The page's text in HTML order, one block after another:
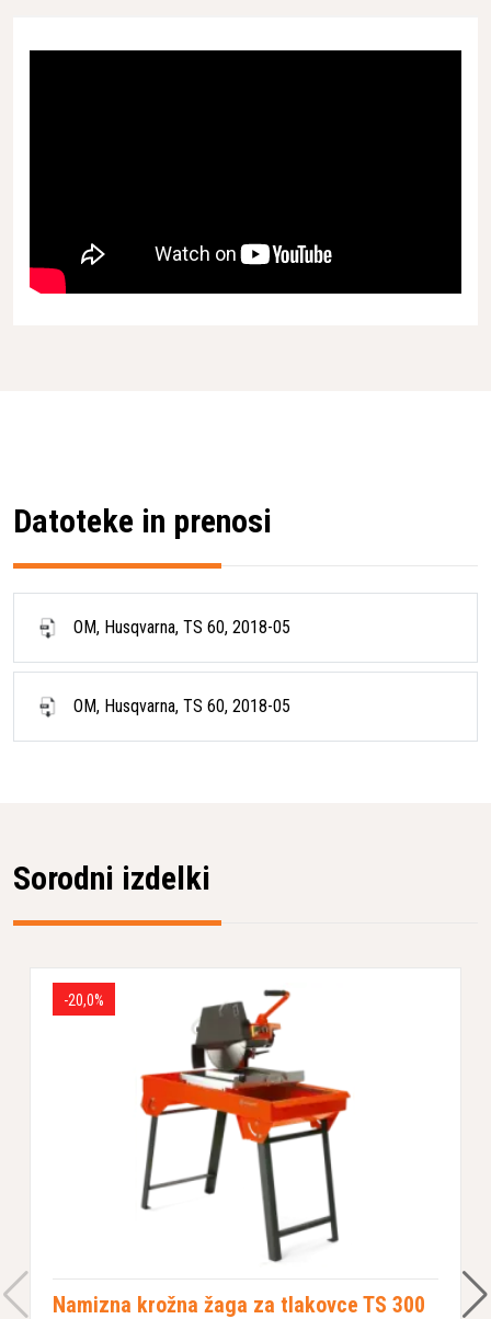
12,4 l
Največja globina rezanja
78 mm
Premer rezila, največ
Napetost
220-240 V
Datoteke in prenosi
OM, Husqvarna, TS 60, 2018-05
OM, Husqvarna, TS 60, 2018-05
Sorodni izdelki
-20,0%
Namizna krožna žaga za tlakovce TS 300